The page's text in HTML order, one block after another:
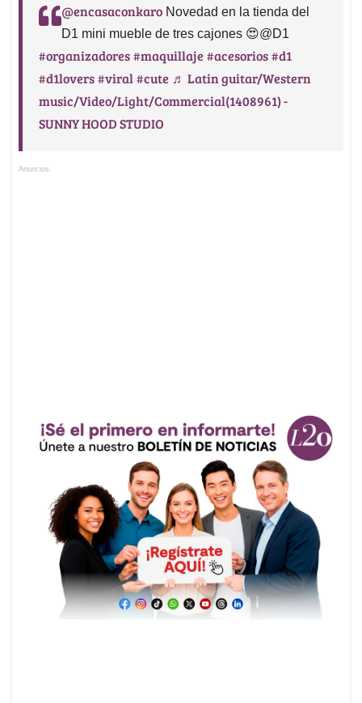
@encasaconkaro Novedad en la tienda del
D1 mini mueble de tres cajones 😍@D1
#organizadores#maquillaje #acesorios#d1
#d1lovers#viral#cute ♬ Latin guitar/Western
music/Video/Light/Commercial(1408961) -
SUNNY HOOD STUDIO
Anuncios.